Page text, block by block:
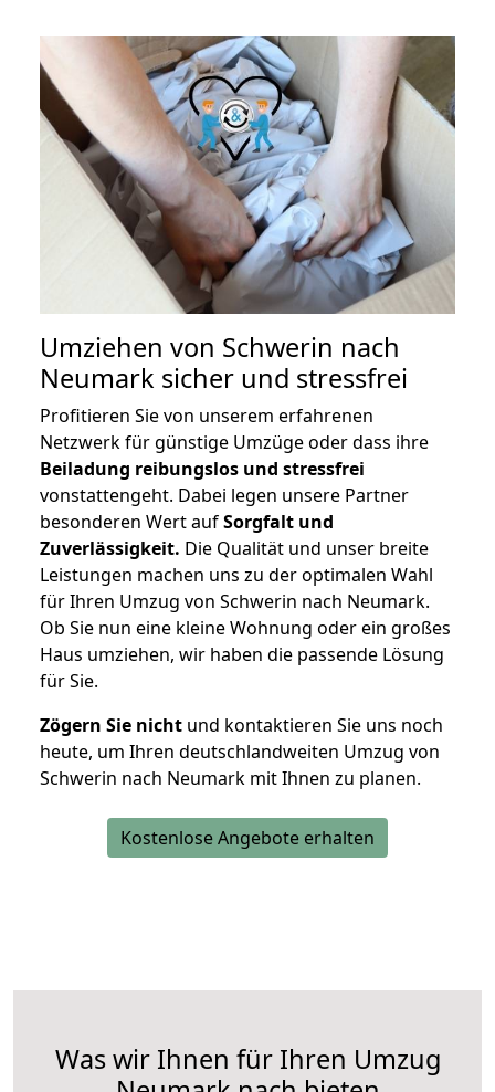
Umziehen von Schwerin nach
Neumark sicher und stressfrei
Profitieren Sie von unserem erfahrenen
Netzwerk für günstige Umzüge oder dass ihre
Beiladung reibungslos und stressfrei
vonstattengeht. Dabei legen unsere Partner
besonderen Wert aufSorgfalt und
Zuverlässigkeit. Die Qualität und unser breite
Leistungen machen uns zu der optimalen Wahl
für Ihren Umzug von Schwerin nach Neumark.
Ob Sie nun eine kleine Wohnung oder ein großes
Haus umziehen, wir haben die passende Lösung
für Sie.
Zögern Sie nicht und kontaktieren Sie uns noch
heute, um Ihren deutschlandweiten Umzug von
Schwerin nach Neumark mit Ihnen zu planen.
Kostenlose Angebote erhalten
Was wir Ihnen für Ihren Umzug